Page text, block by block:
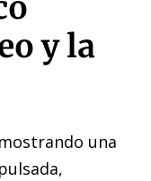
y la
una